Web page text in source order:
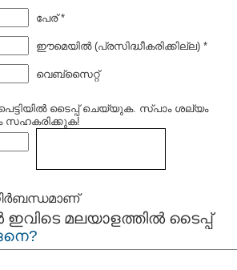
പേര് *
ഈമെയില്‍ (പ്രസിദ്ധീകരിക്കില്ല) *
വെബ്സൈറ്റ്
ടൈപ്പ്‌ ചെയ്യുക. സ്പാം ശല്യം
സഹകരിക്കുക!
മലയാളത്തില്‍ ടൈപ്പ്